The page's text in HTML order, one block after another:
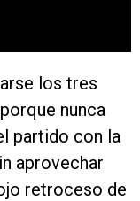
los tres
nunca
partido con la
aprovechar
retroceso de